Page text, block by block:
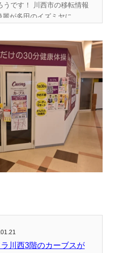
うです！ 川西市の移転情報
が多田のイズミヤに...
川西3階のカーブスが